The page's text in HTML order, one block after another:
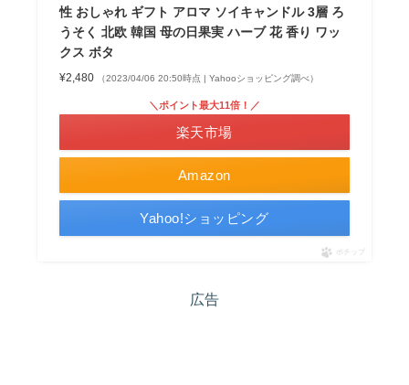
性 おしゃれ ギフト アロマ ソイキャンドル 3層 ろ
うそく 北欧 韓国 母の日果実 ハーブ 花 香り ワッ
クス ボタ
¥2,480 （2023/04/06 20:50時点 | Yahooショッピング調べ）
Amazon
＼ポイント最大11倍！／
楽天市場
Yahoo!ショッピング
ポチップ
広告